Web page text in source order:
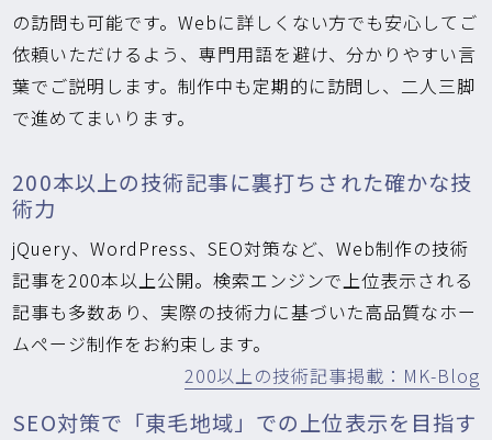
の訪問も可能です。Webに詳しくない方でも安心してご
依頼いただけるよう、専門用語を避け、分かりやすい言
葉でご説明します。制作中も定期的に訪問し、二人三脚
で進めてまいります。
200本以上の技術記事に裏打ちされた確かな技
術力
jQuery、WordPress、SEO対策など、Web制作の技術
記事を200本以上公開。検索エンジンで上位表示される
記事も多数あり、実際の技術力に基づいた高品質なホー
ムページ制作をお約束します。
200以上の技術記事掲載：MK-Blog
SEO対策で「東毛地域」での上位表示を目指す